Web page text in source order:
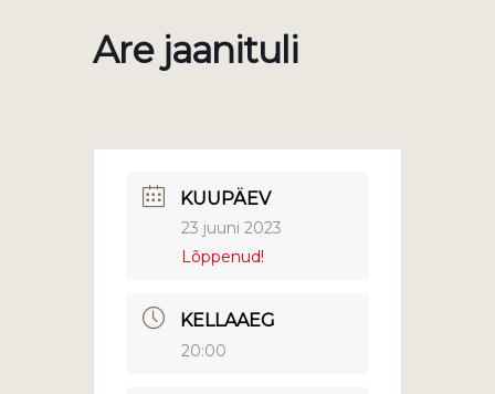
Are jaanituli
KUUPÄEV
23 juuni 2023
Lõppenud!
KELLAAEG
20:00